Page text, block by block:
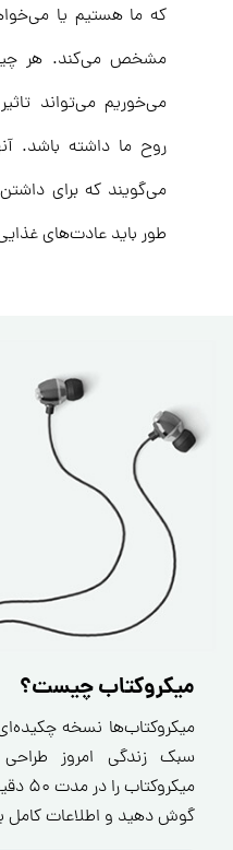
که ما هستیم یا
مشخص می‌کند. هر
می‌خوریم می‌تواند
روح ما داشته باشد.
می‌گویند که برای
طور باید عادت‌های
میکروکتاب چیست؟
میکروکتاب‌ها نسخه
سبک زندگی امروز
گوش دهید و اطلاعات کامل